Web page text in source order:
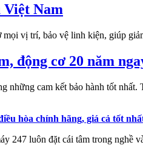
Việt Nam
vị trí, bảo vệ linh kiện, giúp
động cơ 20 năm
những cam kết bảo hành tốt
hòa chính hãng, giá cả tốt
247 luôn đặt cái tâm trong